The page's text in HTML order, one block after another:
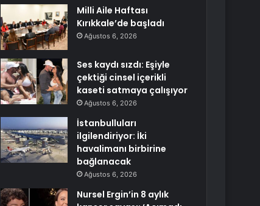
Milli Aile Haftası
Kırıkkale’de başladı
Ağustos 6, 2026
Ses kaydı sızdı: Eşiyle
çektiği cinsel içerikli
kaseti satmaya çalışıyor
Ağustos 6, 2026
İstanbulluları
ilgilendiriyor: İki
havalimanı birbirine
bağlanacak
Ağustos 6, 2026
Nursel Ergin’in 8 aylık